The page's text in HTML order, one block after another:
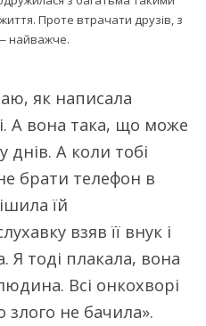
Проте втрачати друзів, з
найважче.
як написала
А вона така, що може
днів. А коли тобі
брати телефон в
їй
взяв її внук і
Я тоді плакала, вона
Всі онкохворі
злого не бачила».